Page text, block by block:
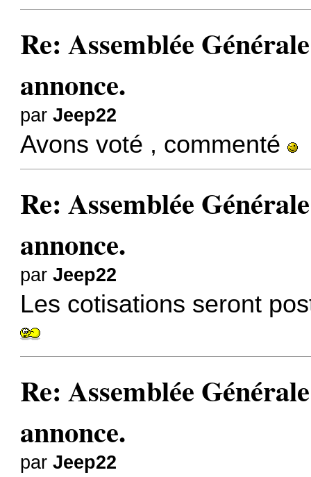
Re: Assemblée
annonce.
parJeep22
Avons voté , commenté
Re: Assemblée
annonce.
parJeep22
Les cotisations seront
Re: Assemblée
annonce.
parJeep22